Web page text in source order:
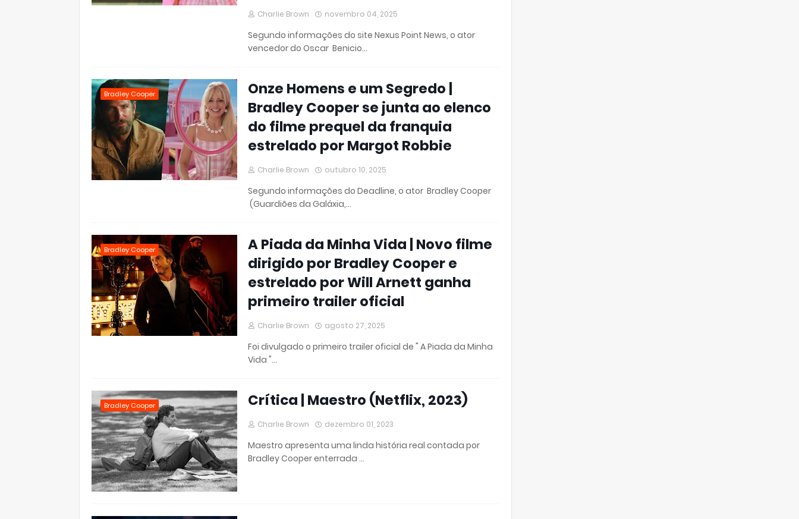
Charlie Brown novembro 04, 2025
Segundo informações do site Nexus Point News, o ator
vencedor do Oscar Benicio…
Bradley Cooper
Onze Homens e um Segredo |
Bradley Cooper se junta ao elenco
do filme prequel da franquia
estrelado por Margot Robbie
Charlie Brown outubro 10, 2025
Segundo informações do Deadline, o ator Bradley Cooper
(Guardiões da Galáxia,…
Bradley Cooper
A Piada da Minha Vida | Novo filme
dirigido por Bradley Cooper e
estrelado por Will Arnett ganha
primeiro trailer oficial
Charlie Brown agosto 27, 2025
Foi divulgado o primeiro trailer oficial de " A Piada da Minha
Vida "…
Bradley Cooper Crítica | Maestro (Netflix, 2023)
Charlie Brown dezembro 01, 2023
Maestro apresenta uma linda história real contada por
Bradley Cooper enterrada …